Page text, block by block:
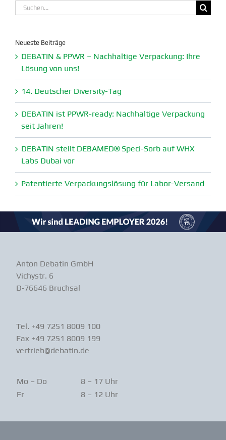
Suche
nach:
Neueste Beiträge
DEBATIN & PPWR – Nachhaltige Verpa­ckung: Ihre
Lösung von uns!
14. Deutscher Diversity-Tag
DEBATIN ist PPWR-ready: Nachhaltige Verpa­ckung
seit Jahren!
DEBATIN stellt DEBAMED® Speci-Sorb auf WHX
Labs Dubai vor
Paten­tierte Verpa­ckungs­lösung für Labor-Versand
Anton Debatin GmbH
Vichystr. 6
D‑76646 Bruchsal
Tel. +49 7251 8009 100
Fax +49 7251 8009 199
vertrieb@debatin.de
Mo – Do
8 – 17 Uhr
Fr
8 – 12 Uhr